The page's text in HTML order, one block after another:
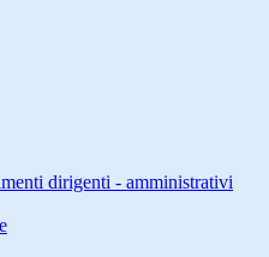
dirigenti - amministrativi